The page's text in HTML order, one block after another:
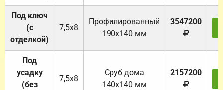
Под ключ
(с
отделкой)
7,5х8
Профилированный
190х140 мм
3547200
Под
усадку
(без
7,5х8
Cруб дома
140х140 мм
2157200